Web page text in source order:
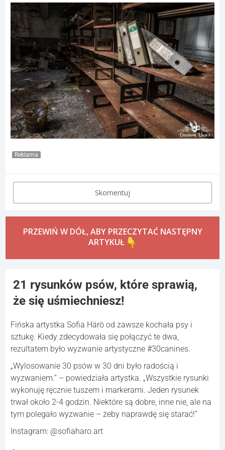
Reklama
Skomentuj
PRZEWIŃ W DÓŁ, ABY PRZECZYTAĆ NASTĘPNY
ARTYKUŁ
21 rysunków psów, które sprawią,
że się uśmiechniesz!
Fińska artystka Sofia Härö od zawsze kochała psy i
sztukę. Kiedy zdecydowała się połączyć te dwa,
rezultatem było wyzwanie artystyczne #30canines.
„Wylosowanie 30 psów w 30 dni było radością i
wyzwaniem.” – powiedziała artystka. „Wszystkie rysunki
wykonuję ręcznie tuszem i markerami. Jeden rysunek
trwał około 2-4 godzin. Niektóre są dobre, inne nie, ale na
tym polegało wyzwanie – żeby naprawdę się starać!”
Instagram: @sofiaharo.art